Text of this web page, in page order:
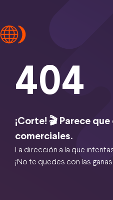
404
¡Corte! 🎬 Parece
comerciales.
La dirección a la que
¡No te quedes con las